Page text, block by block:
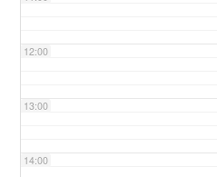
12:00
13:00
14:00